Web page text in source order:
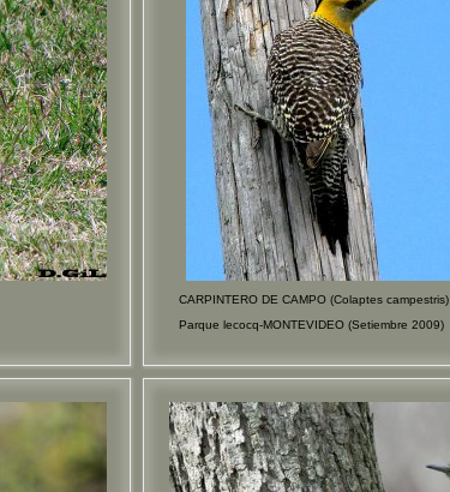
CARPINTERO DE CAMPO (Colaptes campestris)
Parque lecocq-MONTEVIDEO (Setiembre 2009)